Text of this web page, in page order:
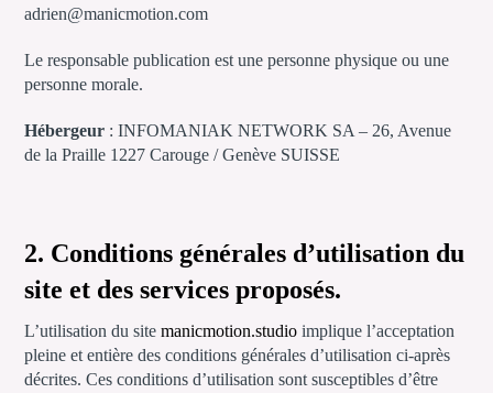
adrien@manicmotion.com
Le responsable publication est une personne physique ou une
personne morale.
Hébergeur : INFOMANIAK NETWORK SA – 26, Avenue
de la Praille 1227 Carouge / Genève SUISSE
2. Conditions générales d’utilisation du
site et des services proposés.
L’utilisation du sitemanicmotion.studio implique l’acceptation
pleine et entière des conditions générales d’utilisation ci-après
décrites. Ces conditions d’utilisation sont susceptibles d’être